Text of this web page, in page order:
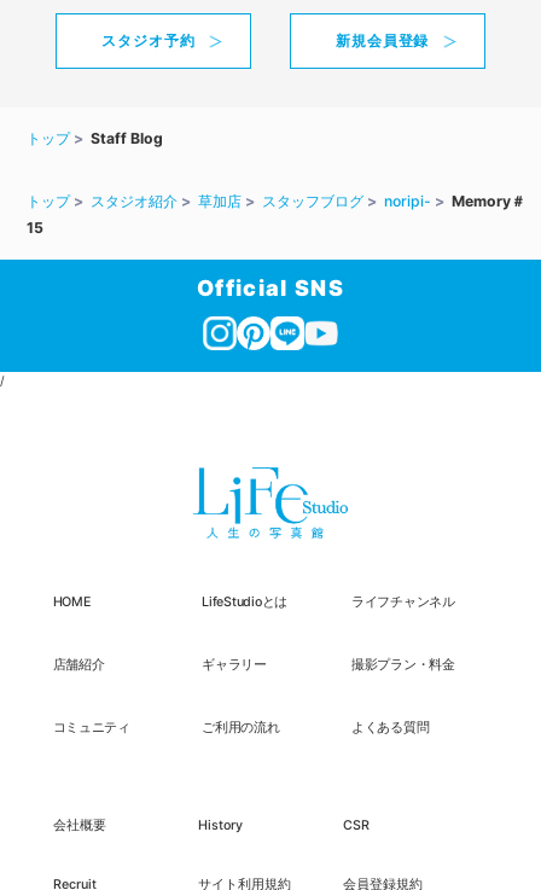
スタジオ予約 新規会員登録
トップ Staff Blog
トップ スタジオ紹介 草加店 スタッフブログ noripi-
Memory＃
15
Official SNS
/
HOME LifeStudioとは ライフチャンネル
店舗紹介 ギャラリー 撮影プラン・料金
コミュニティ ご利用の流れ よくある質問
会社概要 History CSR
Recruit サイト利用規約 会員登録規約